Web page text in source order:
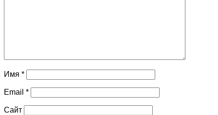
Имя *
Email *
Сайт